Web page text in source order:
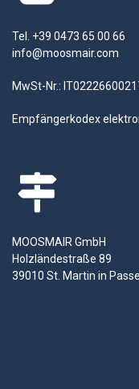
Tel. +39 0473 65 00 66
info@moosmair.com
MwSt-Nr.:
Empfängerkodex
MOOSMAIR GmbH
Holzländestraße 89
39010 St. Martin in